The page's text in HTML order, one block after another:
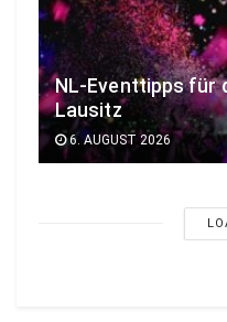
NL-Eventtipps für
Lausitz
6. AUGUST 2026